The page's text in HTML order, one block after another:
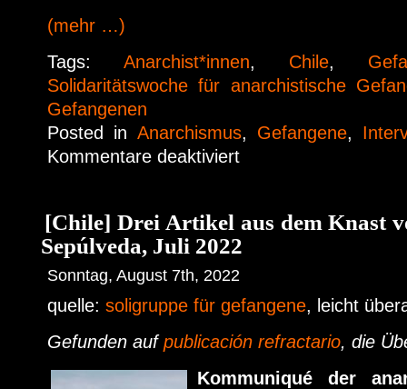
(mehr …)
Tags: Anarchist*innen, Chile,
Solidaritätswoche für anarchistische
Gefangenen
Posted in Anarchismus, Gefangene,
Kommentare deaktiviert
[Chile] Drei Artikel aus dem Knast
Sepúlveda, Juli 2022
Sonntag, August 7th, 2022
quelle: soligruppe für gefangene, leicht
Gefunden aufpublicación refractario, die
Kommuniqué der